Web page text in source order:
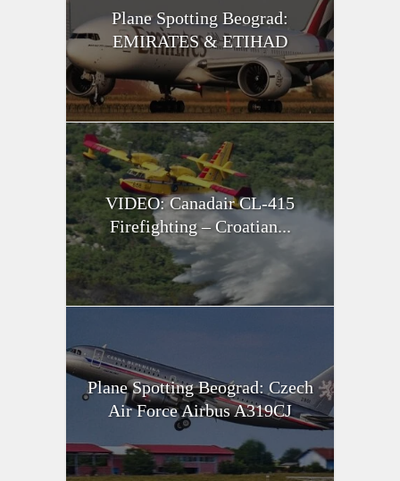
Plane Spotting Beograd:
EMIRATES & ETIHAD
VIDEO: Canadair CL-415
Firefighting – Croatian...
Plane Spotting Beograd: Czech
Air Force Airbus A319CJ